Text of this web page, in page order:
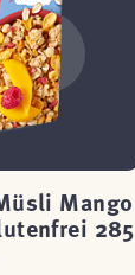
Mango
285